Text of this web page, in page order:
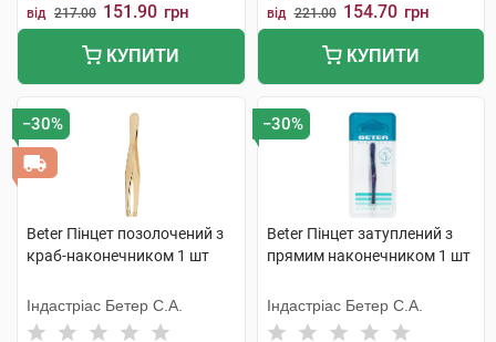
від 217.00 151.90 грн
КУПИТИ
від 221.00 154.70 грн
КУПИТИ
−30%
Beter Пінцет позолочений з
краб-наконечником 1 шт
Індастріас Бетер С.А.
−30%
Beter Пінцет затуплений з
прямим наконечником 1 шт
Індастріас Бетер С.А.